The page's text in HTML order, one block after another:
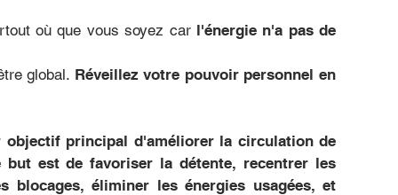
où que vous soyez car l'énergie n'a pas de
global. Réveillez votre pouvoir personnel en
objectif principal d'améliorer la circulation de
est de favoriser la détente, recentrer les
blocages, éliminer les énergies usagées, et